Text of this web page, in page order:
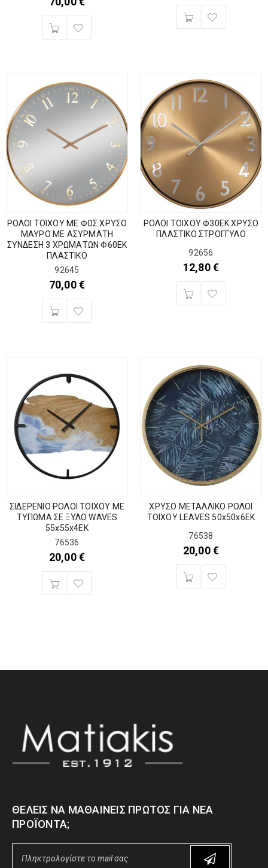
ΡΟΛΟΙ ΤΟΙΧΟΥ ΜΕ ΦΩΣ ΧΡΥΣΟ
ΜΑΥΡΟ ΜΕ ΑΣΥΡΜΑΤΗ
ΣΥΝΔΕΣΗ 3 ΧΡΩΜΑΤΩΝ Φ60ΕΚ
ΠΛΑΣΤΙΚΟ
92645
70,00€
ΡΟΛΟΙ ΤΟΙΧΟΥ Φ30ΕΚ ΧΡΥΣΟ
ΠΛΑΣΤΙΚΟ ΣΤΡΟΓΓΥΛΟ
92656
12,80€
ΣΙΔΕΡΕΝΙΟ ΡΟΛΟΙ ΤΟΙΧΟΥ ΜΕ
ΤΥΠΩΜΑ ΣΕ ΞΥΛΟ WAVES
55x55x4EK
76536
20,00€
ΧΡΥΣΟ ΜΕΤΑΛΛΙΚΟ ΡΟΛΟΙ
ΤΟΙΧΟΥ LEAVES 50x50x6EK
76538
20,00€
ΘΈΛΕΙΣ ΝΑ ΜΑΘΑΊΝΕΙΣ ΠΡΏΤΟΣ ΓΙΑ ΝΈΑ
ΠΡΟΪΌΝΤΑ;